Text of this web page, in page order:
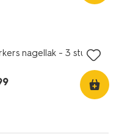
nagellak - 3 stuks